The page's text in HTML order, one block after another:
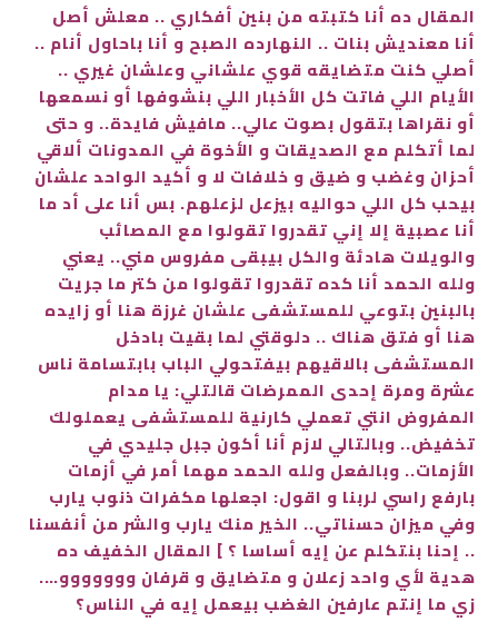
المقال ده أنا كتبته من بنين أفكاري .. معلش أصل
أنا معنديش بنات .. النهارده الصبح و أنا باحاول أنام ..
أصلي كنت متضايقه قوي علشاني وعلشان غيري ..
الأيام اللي فاتت كل الأخبار اللي بنشوفها أو نسمعها
أو نقراها بتقول بصوت عالي.. مافيش فايدة.. و حتى
لما أتكلم مع الصديقات و الأخوة في المدونات ألاقي
أحزان وغضب و ضيق و خلافات لا و أكيد الواحد علشان
بيحب كل اللي حواليه بيزعل لزعلهم. بس أنا على أد ما
أنا عصبية إلا إني تقدروا تقولوا مع المصائب
والويلات هادئة والكل بيبقى مفروس مني.. يعني
ولله الحمد أنا كده تقدروا تقولوا من كتر ما جريت
بالبنين بتوعي للمستشفى علشان غرزة هنا أو زايده
هنا أو فتق هناك .. دلوقتي لما بقيت بادخل
المستشفى بالاقيهم بيفتحولي الباب بابتسامة ناس
عشرة ومرة إحدى الممرضات قالتلي: يا مدام
المفروض انتي تعملي كارنية للمستشفى يعملولك
تخفيض.. وبالتالي لازم أنا أكون جبل جليدي في
الأزمات.. وبالفعل ولله الحمد مهما أمر في أزمات
بارفع راسي لربنا و اقول: اجعلها مكفرات ذنوب يارب
وفي ميزان حسناتي.. الخير منك يارب والشر من أنفسنا
.. إحنا بنتكلم عن إيه أساسا ؟ ] المقال الخفيف ده
هدية لأي واحد زعلان و متضايق و قرفان ووووووو….
زي ما إنتم عارفين الغضب بيعمل إيه في الناس؟